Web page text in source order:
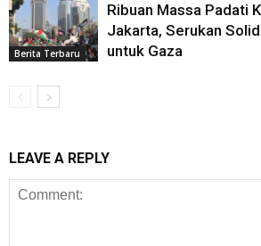
Berita Terbaru
Ribuan Massa Padati
Jakarta, Serukan
untuk Gaza
LEAVE A REPLY